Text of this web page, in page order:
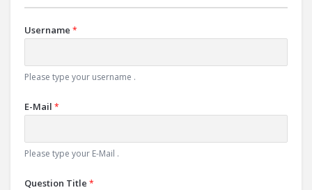
Username *
Please type your username .
E-Mail *
Please type your E-Mail .
Question Title *